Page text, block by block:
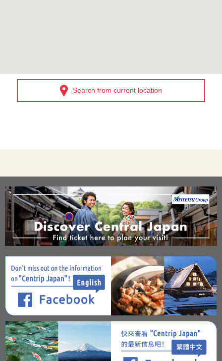
Search from current location